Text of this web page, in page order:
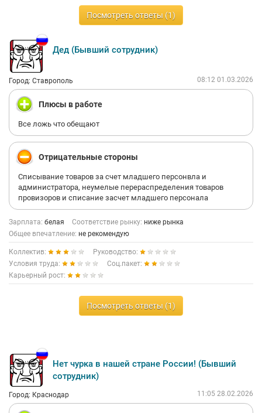
Посмотреть ответы (1)
Дед (Бывший сотрудник)
Город: Ставрополь 08:12 01.03.2026
Плюсы в работе
Все ложь что обещают
Отрицательные стороны
Списывание товаров за счет младшего персонвла и
администратора, неумелые перераспределения товаров
провизоров и списание засчет младшего персонала
Зарплата: белая Соответствие рынку: ниже рынка
Общее впечатление: не рекомендую
Коллектив:
Руководство:
Условия труда:
Соц.пакет:
Карьерный рост:
Посмотреть ответы (1)
Нет чурка в нашей стране России! (Бывший
сотрудник)
Город: Краснодар 11:05 28.02.2026